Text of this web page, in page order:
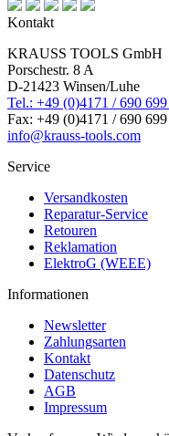
Kontakt
KRAUSS TOOLS GmbH
Porschestr. 8 A
D-21423 Winsen/Luhe
Tel.: +49 (0)4171 / 690
Fax: +49 (0)4171 / 690
info@krauss-tools.com
Service
Versandkosten
Reparatur-Service
Retouren
Reklamation
ElektroG (WEEE)
Informationen
Newsletter
Zahlungsarten
Kontakt
Datenschutz
AGB
Impressum